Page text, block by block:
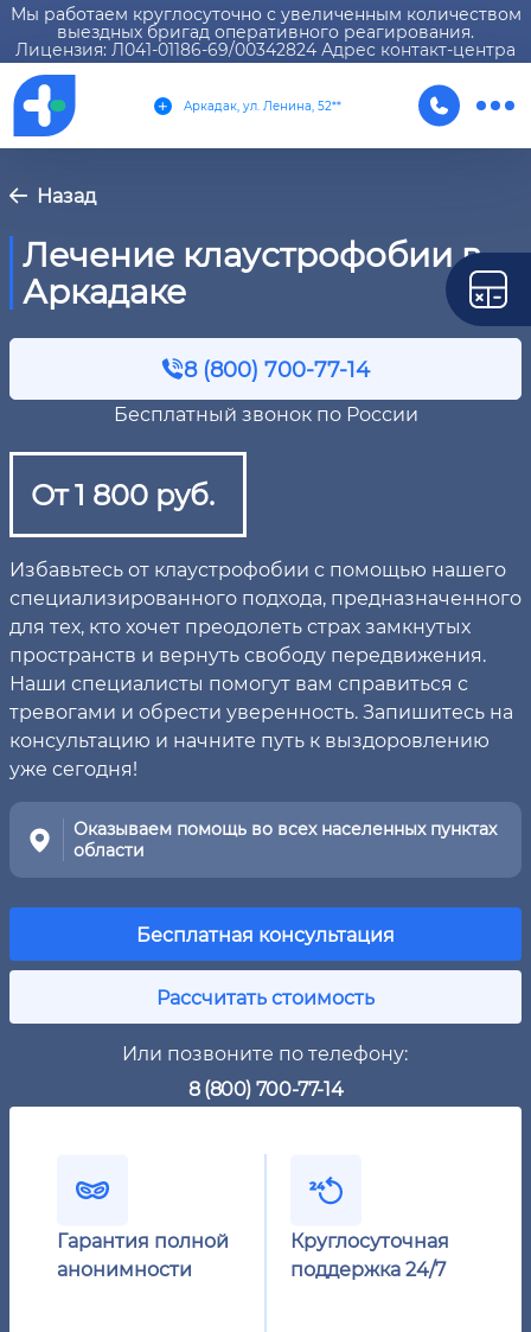
Мы работаем круглосуточно с увеличенным количеством
выездных бригад оперативного реагирования.
Лицензия: Л041-01186-69/00342824 Адрес контакт-центра
Аркадак, ул. Ленина, 52**
Назад
Лечение клаустрофобии в
Аркадаке
8 (800) 700-77-14
Бесплатный звонок по России
От 1 800 руб.
Избавьтесь от клаустрофобии с помощью нашего
специализированного подхода, предназначенного
для тех, кто хочет преодолеть страх замкнутых
пространств и вернуть свободу передвижения.
Наши специалисты помогут вам справиться с
тревогами и обрести уверенность. Запишитесь на
консультацию и начните путь к выздоровлению
уже сегодня!
Оказываем помощь во всех населенных пунктах
области
Бесплатная консультация
Рассчитать стоимость
Или позвоните по телефону:
8 (800) 700-77-14
Гарантия полной
анонимности
Круглосуточная
поддержка 24/7